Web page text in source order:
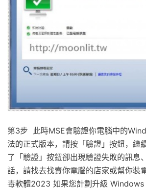
第3步 此時MSE會驗證你電腦中的
法的正式版本，請按「驗證」按鈕，繼
了「驗證」按鈕卻出現驗證失敗的訊息
話，請找去找賣你電腦的店家或幫你裝
毒軟體2023 如果您計劃升級